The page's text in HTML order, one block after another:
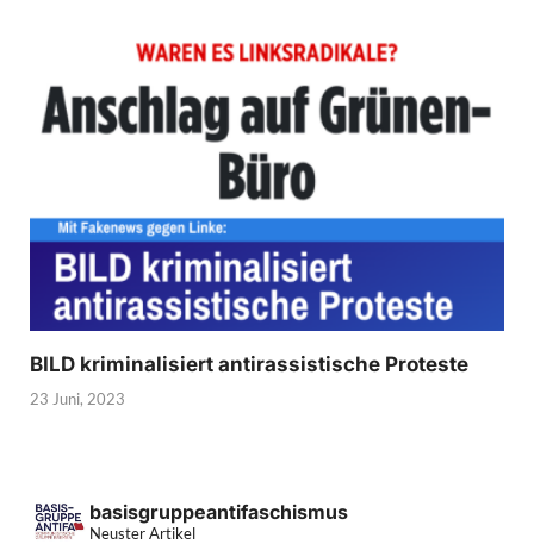
BILD kriminalisiert antirassistische Proteste
23 Juni, 2023
basisgruppeantifaschismus
Neuster Artikel